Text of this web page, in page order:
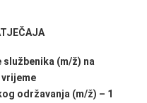
(m/ž) na
održavanja (m/ž) – 1